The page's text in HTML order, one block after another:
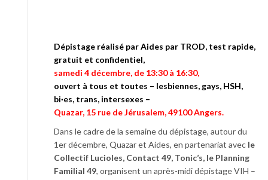
Dépistage réalisé par Aides par TROD, test rapide,
gratuit et confidentiel,
samedi 4 décembre, de 13:30 à 16:30,
ouvert à tous et toutes – lesbiennes, gays, HSH,
bi·es, trans, intersexes –
Quazar, 15 rue de Jérusalem, 49100 Angers.
Dans le cadre de la semaine du dépistage, autour du
1er décembre, Quazar et Aides, en partenariat avec le
Collectif Lucioles, Contact 49, Tonic’s, le Planning
Familial 49, organisent un après-midi dépistage VIH –